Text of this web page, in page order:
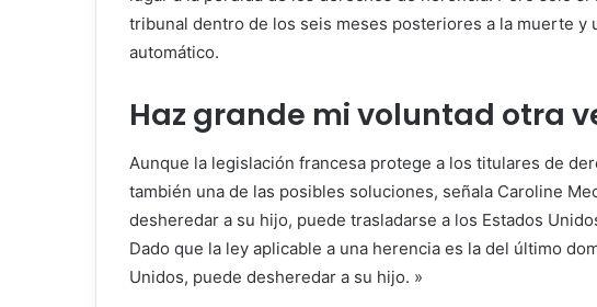
tribunal dentro de los seis meses posteriores a la muerte y
automático.
Haz grande mi voluntad otra
Aunque la legislación francesa protege a los titulares de
también una de las posibles soluciones, señala Caroline
desheredar a su hijo, puede trasladarse a los Estados
Dado que la ley aplicable a una herencia es la del último
Unidos, puede desheredar a su hijo. »